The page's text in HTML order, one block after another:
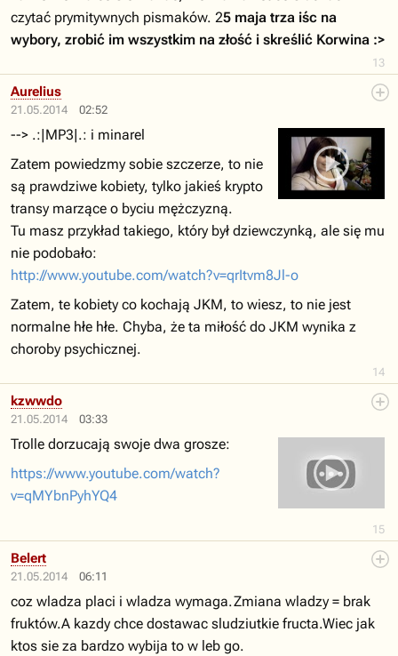
13
czytać prymitywnych pismaków. 25 maja trza iśc na
wybory, zrobić im wszystkim na złość i skreślić Korwina :>
21.05.2014 02:52
14
Aurelius
--> .:|MP3|.: i minarel
Zatem powiedzmy sobie szczerze, to nie
są prawdziwe kobiety, tylko jakieś krypto
transy marzące o byciu mężczyzną.
Tu masz przykład takiego, który był dziewczynką, ale się mu
nie podobało:
http://www.youtube.com/watch?v=qrItvm8Jl-o
Zatem, te kobiety co kochają JKM, to wiesz, to nie jest
normalne hłe hłe. Chyba, że ta miłość do JKM wynika z
choroby psychicznej.
21.05.2014 03:33
15
kzwwdo
Trolle dorzucają swoje dwa grosze:
https://www.youtube.com/watch?
v=qMYbnPyhYQ4
21.05.2014 06:11
Belert
coz wladza placi i wladza wymaga.Zmiana wladzy = brak
fruktów.A kazdy chce dostawac sludziutkie fructa.Wiec jak
ktos sie za bardzo wybija to w leb go.